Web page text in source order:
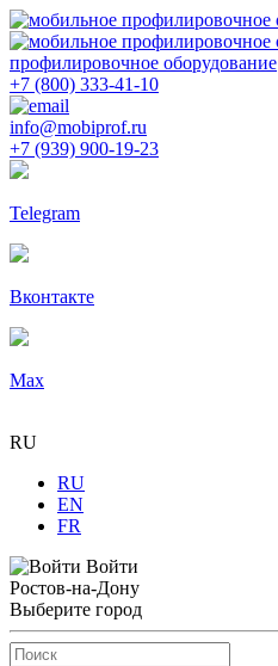
профилировочное оборудование
+7 (800) 333-41-10
info@mobiprof.ru
+7 (939) 900-19-23
Telegram
Вконтакте
Max
RU
RU
EN
FR
Войти
Ростов-на-Дону
Выберите город